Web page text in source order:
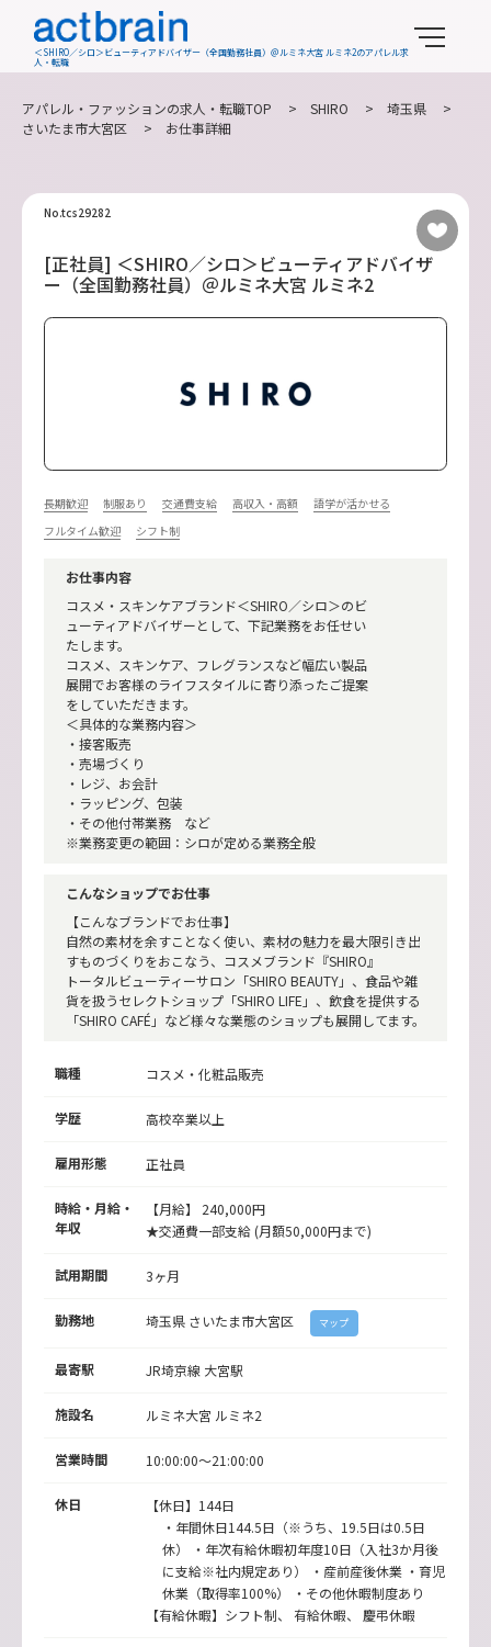
＜SHIRO／シロ＞ビューティアドバイザー（全国勤務社員）＠ルミネ大宮 ルミネ2のアパレル求
人・転職
アパレル・ファッションの求人・転職TOP > SHIRO > 埼玉県 >
さいたま市大宮区 > お仕事詳細
No.tcs29282
[正社員] ＜SHIRO／シロ＞ビューティアドバイザ
ー（全国勤務社員）＠ルミネ大宮 ルミネ2
長期歓迎 制服あり 交通費支給 高収入・高額
語学が活かせる
フルタイム歓迎
シフト制
お仕事内容
コスメ・スキンケアブランド＜SHIRO／シロ＞のビ
ューティアドバイザーとして、下記業務をお任せい
たします。
コスメ、スキンケア、フレグランスなど幅広い製品
展開でお客様のライフスタイルに寄り添ったご提案
をしていただきます。
＜具体的な業務内容＞
・接客販売
・売場づくり
・レジ、お会計
・ラッピング、包装
・その他付帯業務 など
※業務変更の範囲：シロが定める業務全般
こんなショップでお仕事
【こんなブランドでお仕事】
自然の素材を余すことなく使い、素材の魅力を最大限引き出
すものづくりをおこなう、コスメブランド『SHIRO』
トータルビューティーサロン「SHIRO BEAUTY」、食品や雑
貨を扱うセレクトショップ「SHIRO LIFE」、飲食を提供する
「SHIRO CAFÉ」など様々な業態のショップも展開してます。
職種 コスメ・化粧品販売
学歴 高校卒業以上
雇用形態 正社員
時給・月給・
年収
【月給】 240,000円
★交通費一部支給 (月額50,000円まで)
試用期間 3ヶ月
勤務地 埼玉県 さいたま市大宮区 マップ
最寄駅 JR埼京線 大宮駅
施設名 ルミネ大宮 ルミネ2
営業時間 10:00:00～21:00:00
休日
【休日】144日
・年間休日144.5日（※うち、19.5日は0.5日
休） ・年次有給休暇初年度10日（入社3か月後
に支給※社内規定あり） ・産前産後休業 ・育児
休業（取得率100%） ・その他休暇制度あり
【有給休暇】シフト制、 有給休暇、 慶弔休暇